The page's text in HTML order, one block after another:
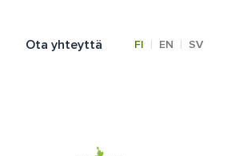
Ota yhteyttä FI | EN | SV